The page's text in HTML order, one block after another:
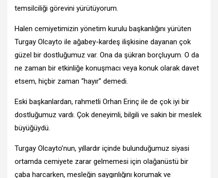
temsilciliği görevini yürütüyorum.
Halen cemiyetimizin yönetim kurulu başkanlığını yürüten
Turgay Olcayto ile ağabey-kardeş ilişkisine dayanan çok
güzel bir dostluğumuz var. Ona da şükran borçluyum. O da
ne zaman bir etkinliğe konuşmacı veya konuk olarak davet
etsem, hiçbir zaman “hayır” demedi.
Eski başkanlardan, rahmetli Orhan Erinç ile de çok iyi bir
dostluğumuz vardı. Çok deneyimli, bilgili ve sakin bir meslek
büyüğüydü.
Turgay Olcayto’nun, yıllardır içinde bulunduğumuz siyasi
ortamda cemiyete zarar gelmemesi için olağanüstü bir
çaba harcarken, mesleğin saygınlığını korumak ve